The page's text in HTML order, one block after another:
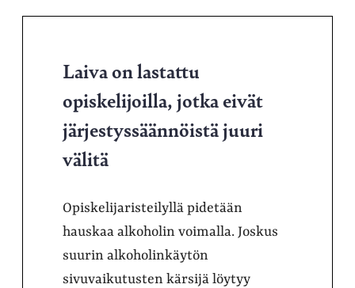
Laiva on lastattu
opiskelijoilla, jotka eivät
järjestyssäännöistä juuri
välitä
Opiskelijaristeilyllä pidetään
hauskaa alkoholin voimalla. Joskus
suurin alkoholinkäytön
sivuvaikutusten kärsijä löytyy